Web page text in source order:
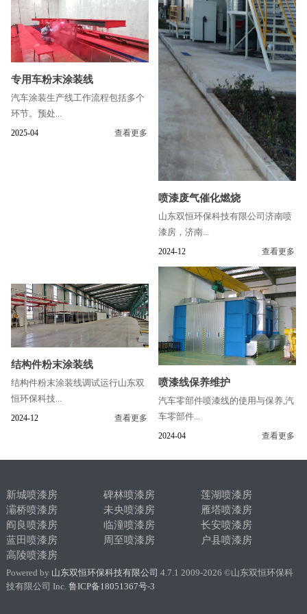
专用车粉末涂装线
汽车涂装生产线工作流程包括多个
环节。预处...
2025-04 查看更多
喷漆废气催化燃烧
山东双恒环保科技有限公司济南喷
漆房，济南...
2024-12 查看更多
结构件粉末涂装线
结构件粉末涂装线调试运行山东双
恒环保科技...
2024-12 查看更多
喷漆线保养维护
汽车零部件喷漆线的使用与保养,汽
车零部件...
2024-04 查看更多
新城喷漆房 碑林喷漆房
莲湖喷漆房
灞桥喷漆房
未央喷漆房
雁塔喷漆房
阎良喷漆房
临潼喷漆房
长安喷漆房
蓝田喷漆房
周至喷漆房
户县喷漆房
高陵喷漆房
Powered by 山东双恒环保科技有限公司 4.7.1 2009-2026 ©山东双恒环保科
技有限公司 Inc. 鲁ICP备18051367号-3